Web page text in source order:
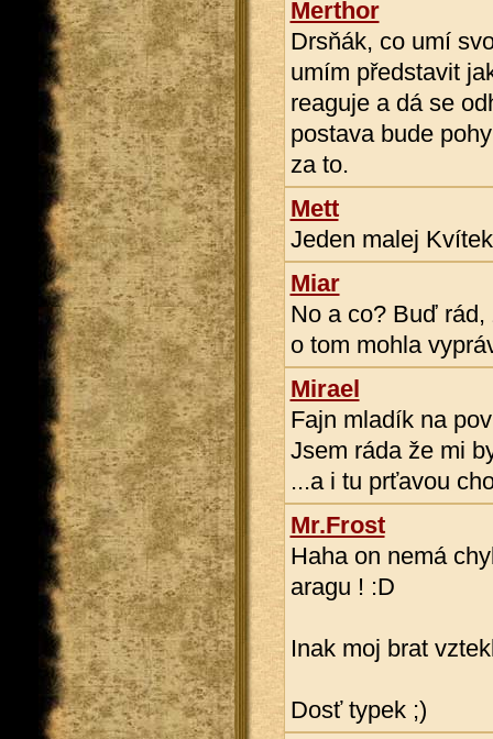
Merthor
Drsňák, co umí
umím představit
reaguje a dá se
postava bude
za to.
Mett
Jeden malej
Miar
No a co? Buď
o tom mohla
Mirael
Fajn mladík na
Jsem ráda že mi
...a i tu prťavou
Mr.Frost
Haha on nemá
aragu ! :D
Inak moj brat
Dosť typek ;)